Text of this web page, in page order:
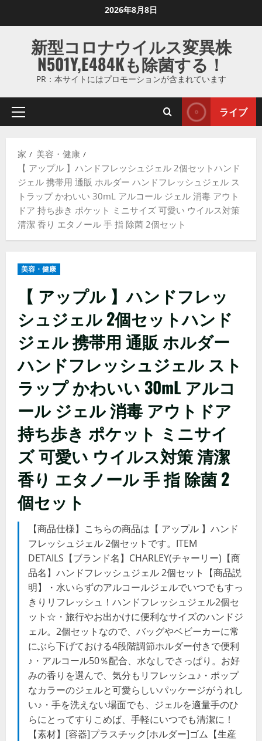
ス
ッ
2026年8月8日
新型コロナウイルス変異株
N501Y,E484Kも除菌する！
PR：本サイトにはプロモーションが含まれています
プ
マ
リ
メ
ニ
ュ
ー
ライブ
家
美容・健康
【 アップル 】ハンドフレッシュジェル 2個セットハンド
ジェル 携帯用 通販 ホルダー ハンドフレッシュジェル ス
トラップ かわいい 30mL アルコール ジェル 消毒 アウト
ドア 持ち歩き ポケット ミニサイズ 可愛い ウイルス対策
清潔 香り エタノール 手 指 除菌 2個セット
美容・健康
【 アップル 】ハンドフレッ
シュジェル 2個セットハンド
ジェル 携帯用 通販 ホルダー
ハンドフレッシュジェル スト
ラップ かわいい 30mL アルコ
ール ジェル 消毒 アウトドア
持ち歩き ポケット ミニサイ
ズ 可愛い ウイルス対策 清潔
香り エタノール 手 指 除菌 2
個セット
【商品仕様】こちらの商品は【 アップル 】ハンド
フレッシュジェル 2個セットです。ITEM
DETAILS【ブランド名】CHARLEY(チャーリー)【商
品名】ハンドフレッシュジェル 2個セット【商品説
明】・水いらずのアルコールジェルでいつでもすっ
きりリフレッシュ！ハンドフレッシュジェル2個セ
ット☆・旅行やお出かけに便利なサイズのハンドジ
ェル。2個セットなので、バッグやベビーカーに常
にぶら下げておける4段階調節ホルダー付きで便利
♪・アルコール50％配合、水なしでさっぱり。お好
みの香りを選んで、気分もリフレッシュ♪・ポップ
なカラーのジェルと可愛らしいパッケージがうれし
い♪・手を洗えない場面でも、ジェルを適量手のひ
らにとってすりこめば、手軽にいつでも清潔に！
【素材】[容器]プラスチック[ホルダー]ゴム【生産